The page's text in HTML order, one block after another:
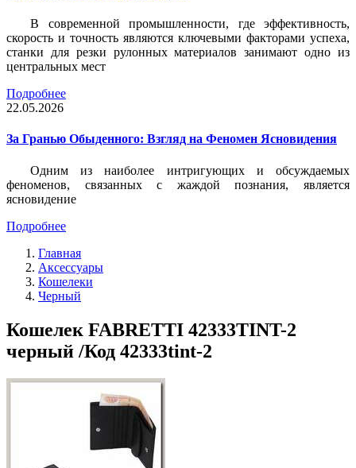
В современной промышленности, где эффективность,
скорость и точность являются ключевыми факторами успеха,
станки для резки рулонных материалов занимают одно из
центральных мест
Подробнее
22.05.2026
За Гранью Обыденного: Взгляд на Феномен Ясновидения
Одним из наиболее интригующих и обсуждаемых
феноменов, связанных с жаждой познания, является
ясновидение
Подробнее
Главная
Аксессуары
Кошелеки
Черный
Кошелек FABRETTI 42333TINT-2
черный /Код 42333tint-2